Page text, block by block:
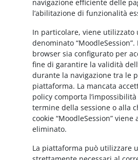
navigazione efficiente delle
l’abilitazione di funzionalità
In particolare, viene utilizzato
denominato
browser sia configurato per
fine di garantire la validità
durante la navigazione tra le
piattaforma. La mancata
policy comporta
termine della sessione o alla
cookie “MoodleSession”
eliminato.
La piattaforma può utilizzare